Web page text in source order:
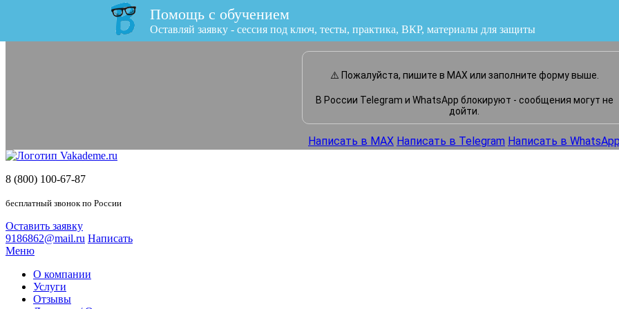
Помощь с обучением
Оставляй заявку - сессия под ключ, тесты, практика, ВКР
или напишите нам прямо сейчас
⚠️ Пожалуйста, пишите в MAX или заполните форму выше.
В России Telegram и WhatsApp блокируют - сообщения могут не
дойти.
Написать в MAX Написать в Telegram Написать в
8 (800) 100-67-87
бесплатный звонок по России
Оставить заявку
9186862@mail.ru Написать
Меню
О компании
Услуги
Отзывы